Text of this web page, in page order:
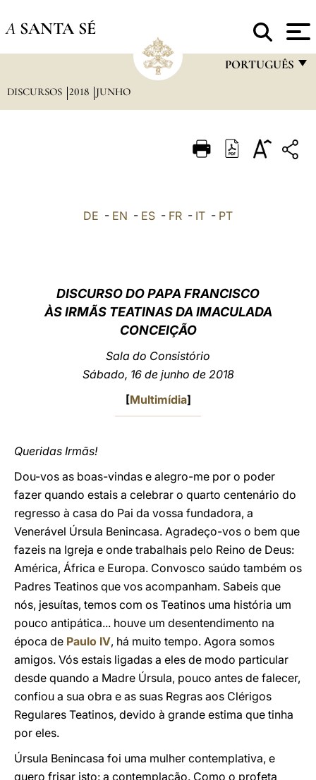
A SANTA SÉ
PORTUGUÊS
ITALIANO
中文
DISCURSOS 2018 JUNHO
DE - EN - ES - FR - IT - PT
DISCURSO DO PAPA FRANCISCO
ÀS IRMÃS TEATINAS DA IMACULADA
CONCEIÇÃO
Sala do Consistório
Sábado, 16 de junho de 2018
[Multimídia]
Queridas Irmãs!
Dou-vos as boas-vindas e alegro-me por o poder
fazer quando estais a celebrar o quarto centenário do
regresso à casa do Pai da vossa fundadora, a
Venerável Úrsula Benincasa. Agradeço-vos o bem que
fazeis na Igreja e onde trabalhais pelo Reino de Deus:
América, África e Europa. Convosco saúdo também os
Padres Teatinos que vos acompanham. Sabeis que
nós, jesuítas, temos com os Teatinos uma história um
pouco antipática... houve um desentendimento na
época de Paulo IV, há muito tempo. Agora somos
amigos. Vós estais ligadas a eles de modo particular
desde quando a Madre Úrsula, pouco antes de falecer,
confiou a sua obra e as suas Regras aos Clérigos
Regulares Teatinos, devido à grande estima que tinha
por eles.
Úrsula Benincasa foi uma mulher contemplativa, e
quero frisar isto: a contemplação. Como o profeta